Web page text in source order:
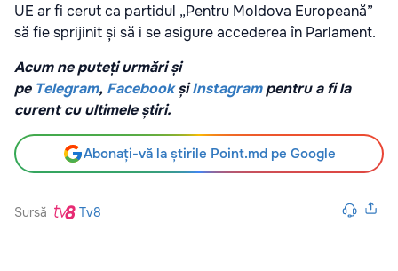
UE ar fi cerut ca partidul „Pentru Moldova Europeană”
să fie sprijinit și să i se asigure accederea în Parlament.
Acum ne puteți urmări și
pe Telegram, FacebookșiInstagrampentru a fi la
curent cu ultimele știri.
Abonați-vă la știrile Point.md pe Google
Sursă Tv8